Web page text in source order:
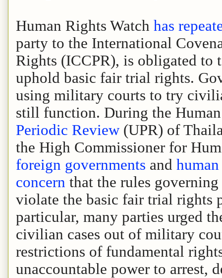
Human Rights Watch has
party to the International
Rights (ICCPR), is obligated to
uphold basic fair trial rights.
using military courts to try
still function. During the
Periodic Review(UPR) of
the High Commissioner for
foreign governments and
concern that the rules
violate the basic fair trial rights
particular, many parties urged
civilian cases out of military
restrictions of fundamental
unaccountable power to arrest,